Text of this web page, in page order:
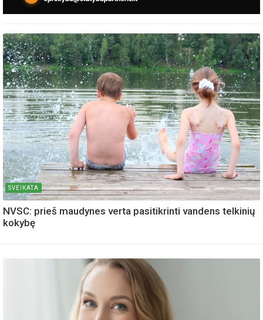
SVEIKATA
NVSC: prieš maudynes verta pasitikrinti vandens telkinių
kokybę